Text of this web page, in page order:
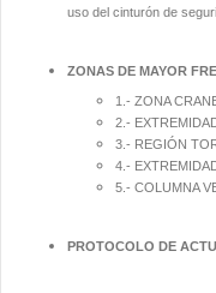
uso del cinturón de
ZONAS DE MAYOR
1.- ZONA
2.-
3.- REGIÓN
4.-
5.- COLUMNA
PROTOCOLO DE